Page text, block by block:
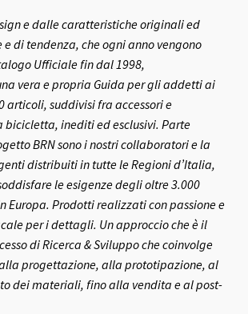
e dalle caratteristiche originali ed
di tendenza, che ogni anno vengono
Ufficiale fin dal 1998,
vera e propria Guida per gli addetti ai
articoli, suddivisi fra accessori e
bicicletta, inediti ed esclusivi. Parte
BRN sono i nostri collaboratori e la
distribuiti in tutte le Regioni d’Italia,
le esigenze degli oltre 3.000
Europa. Prodotti realizzati con passione e
per i dettagli. Un approccio che è il
di Ricerca & Sviluppo che coinvolge
progettazione, alla prototipazione, al
dei materiali, fino alla vendita e al post-